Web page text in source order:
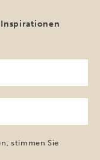
stimmen Sie